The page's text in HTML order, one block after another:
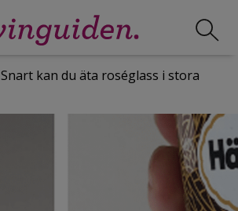
Snart kan du äta roséglass i stora